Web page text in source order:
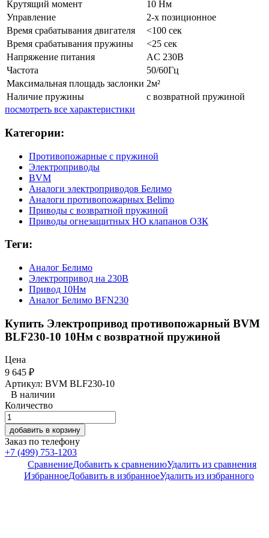
Крутящий момент
10 Нм
Управление
2-х позиционное
Время срабатывания двигателя
<100 сек
Время срабатывания пружины
<25 сек
Напряжение питания
AC 230В
Частота
50/60Гц
Максимальная площадь заслонки 2м²
Наличие пружины
с возвратной пружиной
посмотреть все характеристики
Категории:
Противопожарные с пружиной
Электроприводы
BVM
Аналоги электроприводов Белимо
Аналоги противопожарных Belimo
Приводы с возвратной пружиной
Приводы огнезащитных НО клапанов ОЗК
Теги:
Аналог Белимо
Электропривод на 230В
Привод 10Нм
Аналог Белимо BFN230
Купить Электропривод противопожарный BVM
BLF230-10 10Нм с возвратной пружиной
Цена
9 645 ₽
Артикул: BVM BLF230-10
В наличии
Количество
добавить в корзину
Заказ по телефону
+7 (499) 753-1203
СравнениеДобавить к сравнениюУдалить из сравнения
ИзбранноеДобавить в избранноеУдалить из избранного